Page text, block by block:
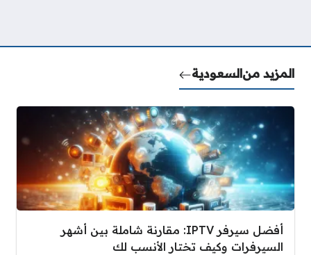
المزيد منالسعودية
أفضل سيرفر IPTV: مقارنة شاملة بين أشهر
السيرفرات وكيف تختار الأنسب لك